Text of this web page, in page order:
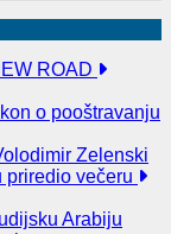
ROAD
o pooštravanju
Zelenski
priredio večeru
Arabiju